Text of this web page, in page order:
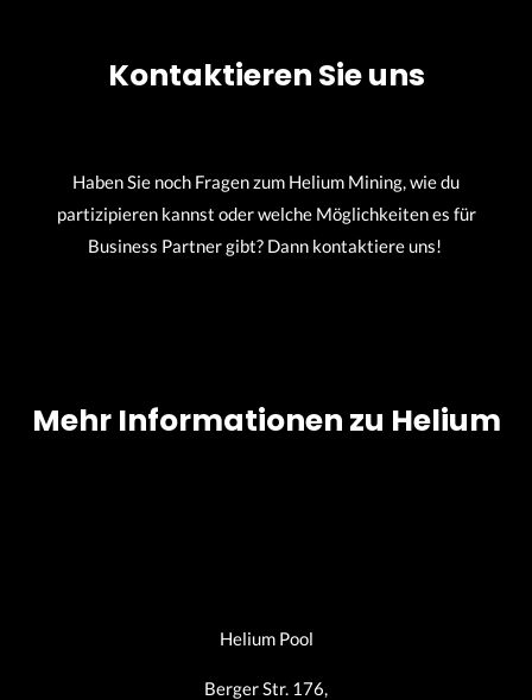
Kontaktieren Sie uns
Haben Sie noch Fragen zum Helium Mining, wie du
partizipieren kannst oder welche Möglichkeiten es für
Business Partner gibt? Dann kontaktiere uns!
Mehr Informationen zu Helium
Helium Pool
Berger Str. 176,